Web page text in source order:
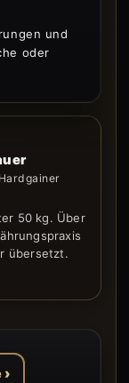
und
oder
50 kg. Über
übersetzt.